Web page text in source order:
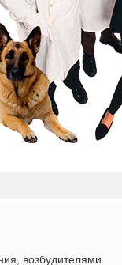
возбудителями